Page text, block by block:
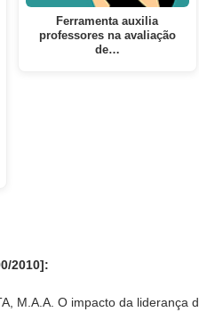
Ferramenta auxilia
professores na avaliação
de…
2010]:
M.A.A. O impacto da liderança